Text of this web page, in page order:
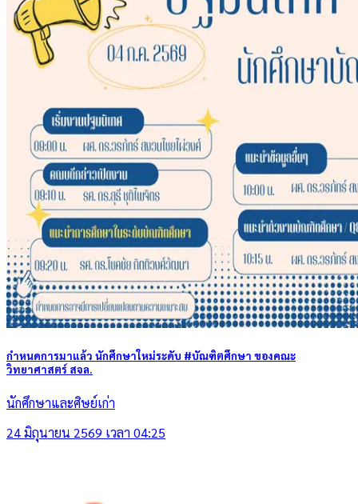
กำหนดการมาแล้ว นักศึกษาใหม่ระดับ #บัณฑิตศึกษา ของคณะ
วิทยาศาสตร์ สจล.
นักศึกษาและศิษย์เก่า
24 มิถุนายน 2569 เวลา 04:25